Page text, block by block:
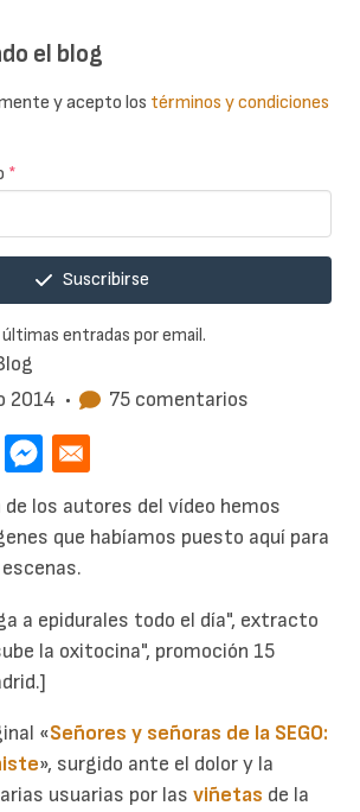
2014 • 75 comentarios
los autores del vídeo hemos
que habíamos puesto aquí para
a epidurales todo el día", extracto
la oxitocina", promoción 15
«Señores y señoras de la SEGO:
», surgido ante el dolor y la
usuarias por las viñetas de la
el blog
y acepto los términos y condiciones
*
Suscribirse
últimas entradas por email.